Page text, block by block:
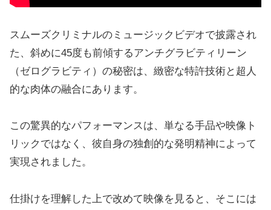
スムーズクリミナルのミュージックビデオで披露され
た、斜めに45度も前傾するアンチグラビティリーン
（ゼログラビティ）の秘密は、緻密な特許技術と超人
的な肉体の融合にあります。
この驚異的なパフォーマンスは、単なる手品や映像ト
リックではなく、彼自身の独創的な発明精神によって
実現されました。
仕掛けを理解した上で改めて映像を見ると、そこには